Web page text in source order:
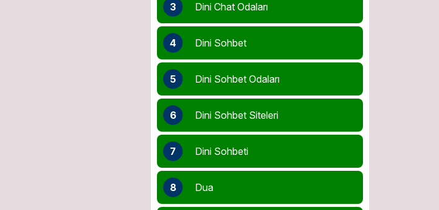
3 Dini Chat Odaları
4 Dini Sohbet
5 Dini Sohbet Odaları
6 Dini Sohbet Siteleri
7 Dini Sohbeti
8 Dua